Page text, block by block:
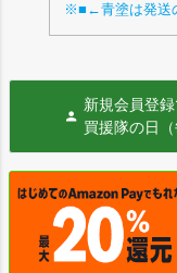
※■←青塗は発送
新規会員登
買援隊の日